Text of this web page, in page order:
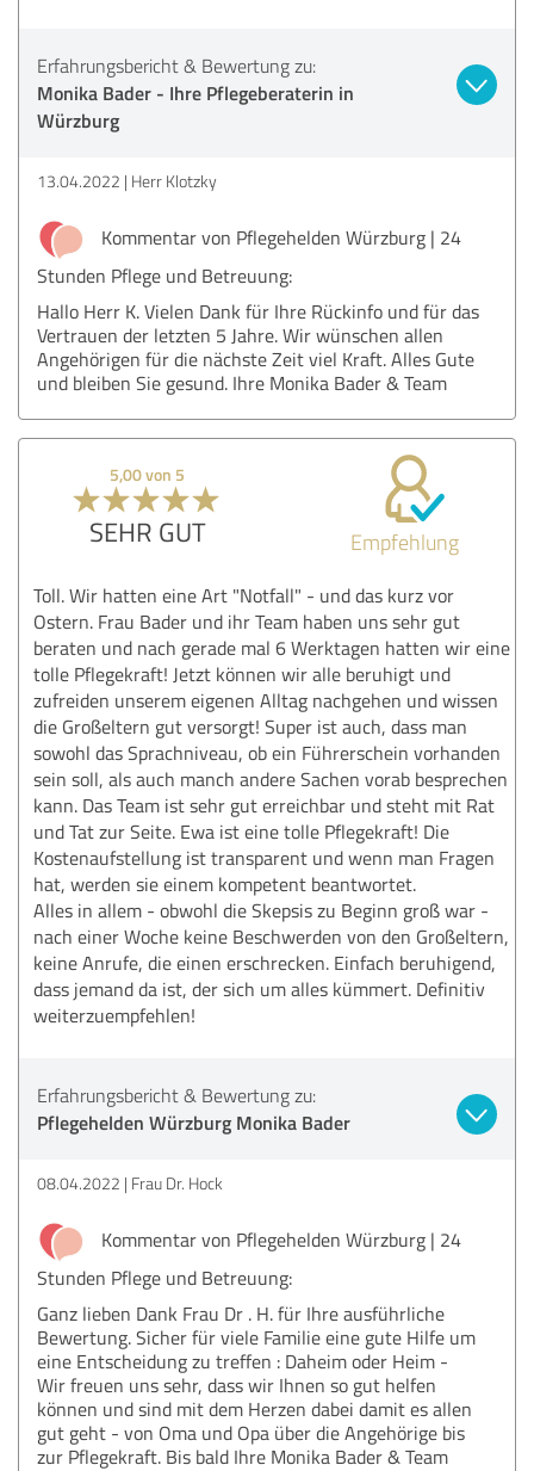
Erfahrungsbericht & Bewertung zu:
Monika Bader - Ihre Pflegeberaterin in
Würzburg
13.04.2022 Herr Klotzky
Kommentar von Pflegehelden Würzburg | 24
Stunden Pflege und Betreuung:
Hallo Herr K. Vielen Dank für Ihre Rückinfo und für das
Vertrauen der letzten 5 Jahre. Wir wünschen allen
Angehörigen für die nächste Zeit viel Kraft. Alles Gute
und bleiben Sie gesund. Ihre Monika Bader & Team
5,00 von 5
SEHR GUT Empfehlung
Toll. Wir hatten eine Art "Notfall" - und das kurz vor
Ostern. Frau Bader und ihr Team haben uns sehr gut
beraten und nach gerade mal 6 Werktagen hatten wir eine
tolle Pflegekraft! Jetzt können wir alle beruhigt und
zufreiden unserem eigenen Alltag nachgehen und wissen
die Großeltern gut versorgt! Super ist auch, dass man
sowohl das Sprachniveau, ob ein Führerschein vorhanden
sein soll, als auch manch andere Sachen vorab besprechen
kann. Das Team ist sehr gut erreichbar und steht mit Rat
und Tat zur Seite. Ewa ist eine tolle Pflegekraft! Die
Kostenaufstellung ist transparent und wenn man Fragen
hat, werden sie einem kompetent beantwortet.
Alles in allem - obwohl die Skepsis zu Beginn groß war -
nach einer Woche keine Beschwerden von den Großeltern,
keine Anrufe, die einen erschrecken. Einfach beruhigend,
dass jemand da ist, der sich um alles kümmert. Definitiv
weiterzuempfehlen!
Erfahrungsbericht & Bewertung zu:
Pflegehelden Würzburg Monika Bader
08.04.2022 Frau Dr. Hock
Kommentar von Pflegehelden Würzburg | 24
Stunden Pflege und Betreuung:
Ganz lieben Dank Frau Dr . H. für Ihre ausführliche
Bewertung. Sicher für viele Familie eine gute Hilfe um
eine Entscheidung zu treffen : Daheim oder Heim -
Wir freuen uns sehr, dass wir Ihnen so gut helfen
können und sind mit dem Herzen dabei damit es allen
gut geht - von Oma und Opa über die Angehörige bis
zur Pflegekraft. Bis bald Ihre Monika Bader & Team